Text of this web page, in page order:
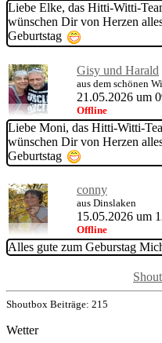
Liebe Elke, das Hitti-Witti-
wünschen Dir von Herzen
Geburtstag
Gisy und Harald
aus dem schönen
21.05.2026 um
Offline
Liebe Moni, das Hitti-Witti-
wünschen Dir von Herzen
Geburtstag
conny
aus Dinslaken
15.05.2026 um
Offline
Alles gute zum Geburstag
Shoutbox Beiträge: 215
Wetter